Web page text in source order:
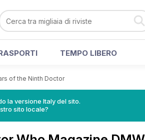
TEMPO LIBERO
of the Ninth Doctor
la versione Italy del sito.
sito locale?